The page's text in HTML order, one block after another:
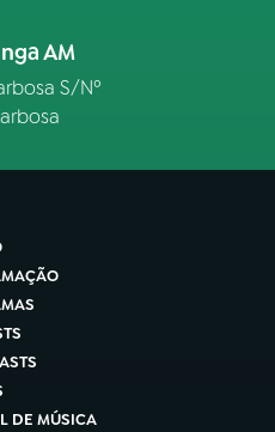
AM
S/Nº
DE MÚSICA